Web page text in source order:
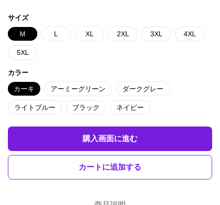
サイズ
M L XL 2XL 3XL 4XL
5XL
カラー
カーキ アーミーグリーン ダークグレー
ライトブルー ブラック ネイビー
購入画面に進む
カートに追加する